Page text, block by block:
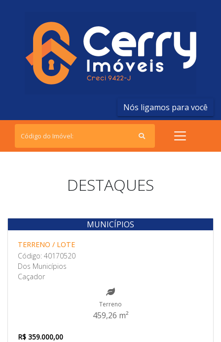
Nós ligamos para você
DESTAQUES
Venda
MUNICÍPIOS
TERRENO / LOTE
Código: 40170520
Dos Municípios
Caçador
Terreno
459,26 m²
R$ 359.000,00